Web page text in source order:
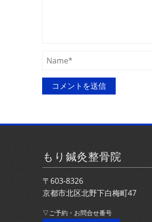
もり鍼灸整骨院
〒603-8326
京都市北区北野下白梅町47
▽ご予約・お問合せ番号